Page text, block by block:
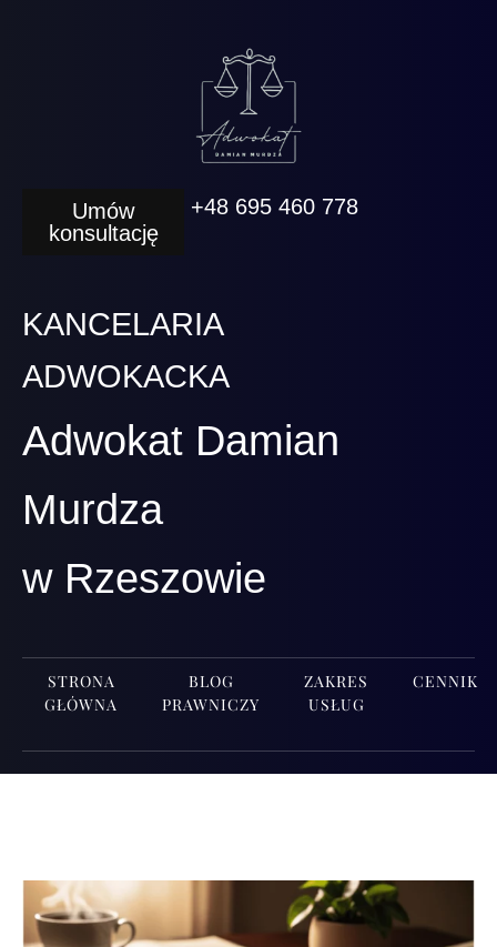
Umów
konsultację
+48 695 460 778
KANCELARIA
ADWOKACKA
Adwokat Damian
Murdza
w Rzeszowie
STRONA
GŁÓWNA
BLOG
PRAWNICZY
ZAKRES
USŁUG
CENNIK